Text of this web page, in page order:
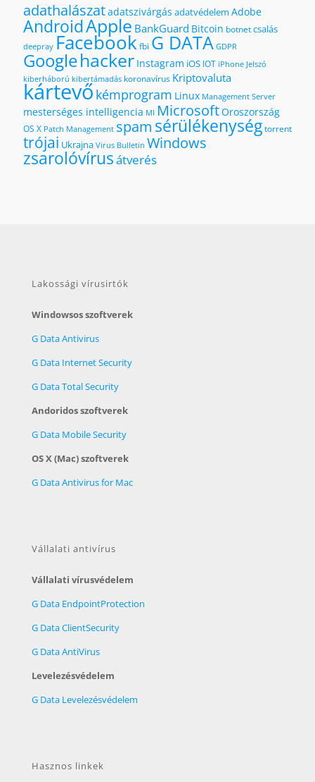
adathalászatadatszivárgás adatvédelem Adobe
AndroidApple BankGuard Bitcoin botnetcsalás
deepray Facebookfbi G DATA GDPR
Googlehacker Instagram iOS IOT iPhone Jelszó
kiberháború kibertámadás koronavírus Kriptovaluta
kártevő kémprogram Linux Management Server
mesterséges intelligencia MI MicrosoftOroszország
OS X Patch Management spam sérülékenységtorrent
trójai Ukrajna Virus Bulletin Windows
zsarolóvírusátverés
Lakossági vírusirtók
Windowsos szoftverek
G Data Antivirus
G Data Internet Security
G Data Total Security
Andoridos szoftverek
G Data Mobile Security
OS X (Mac) szoftverek
G Data Antivirus for Mac
Vállalati antivírus
Vállalati vírusvédelem
G Data EndpointProtection
G Data ClientSecurity
G Data AntiVirus
Levelezésvédelem
G Data Levelezésvédelem
Hasznos linkek